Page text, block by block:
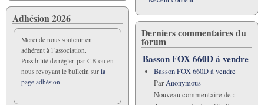
Adhésion 2026
Merci de nous soutenir en
adhérent à l’association.
Possibilité de régler par CB ou en
nous revoyant le bulletin sur la
page adhésion.
Derniers commentaires du
forum
Basson FOX 660D á vendre
Basson FOX 660D á vendre
ParAnonymous
Nouveau commentaire de :